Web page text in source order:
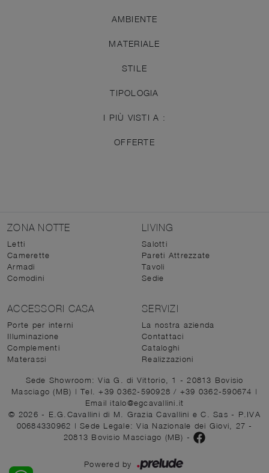
AMBIENTE
MATERIALE
STILE
TIPOLOGIA
I PIÙ VISTI A :
OFFERTE
ZONA NOTTE
Letti
Camerette
Armadi
Comodini
LIVING
Salotti
Pareti Attrezzate
Tavoli
Sedie
ACCESSORI CASA
Porte per interni
Illuminazione
Complementi
Materassi
SERVIZI
La nostra azienda
Contattaci
Cataloghi
Realizzazioni
Sede Showroom: Via G. di Vittorio, 1 - 20813 Bovisio
Masciago (MB) | Tel. +39 0362-590928/ +39 0362-590674 |
Email italo@egcavallini.it
© 2026 - E.G.Cavallini di M. Grazia Cavallini e C. Sas - P.IVA
00684330962 | Sede Legale: Via Nazionale dei Giovi, 27 -
20813 Bovisio Masciago (MB) -
Powered by